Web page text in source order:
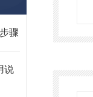
骤
说